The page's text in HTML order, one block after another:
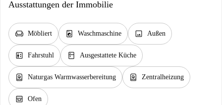
Ausstattungen der Immobilie
chair Möbliert local_laundry_service Waschmaschine image Außen
elevator Fahrstuhl kitchen Ausgestattete Küche
water_heater Naturgas Warmwasserbereitung water_heater Zentralheizung
oven_gen Ofen